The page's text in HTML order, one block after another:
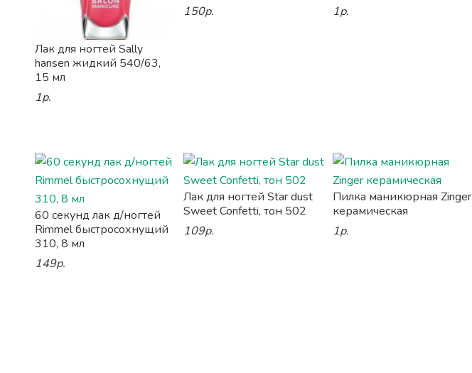
Лак для ногтей Sally
hansen жидкий 540/63,
15 мл
1р.
150р.
1р.
60 секунд лак д/ногтей
Rimmel быстросохнущий
310, 8 мл
149р.
Лак для ногтей Star dust
Sweet Confetti, тон 502
109р.
Пилка маникюрная Zinger
керамическая
1р.